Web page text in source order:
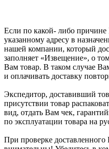
Если по какой- либо причине
указанному адресу в
нашей компании, который
заполняет «Извещение», о
Вам товар. В таком случае
и оплачивать доставку
Экспедитор, доставивший
присутствии товар
вид, отдать Вам чек,
по эксплуатации товара на
При проверке доставленного